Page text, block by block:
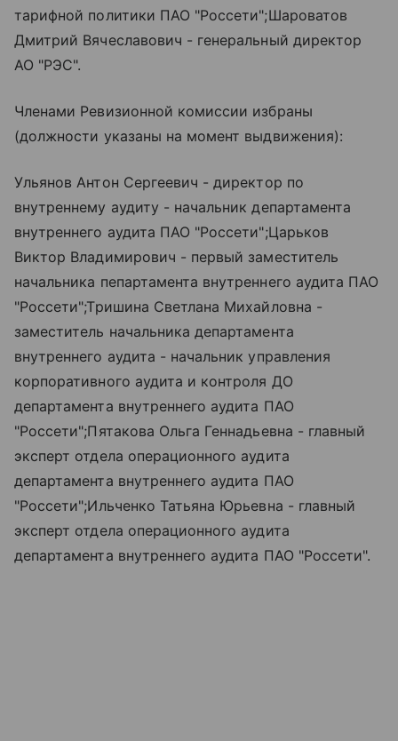
тарифной политики ПАО "Россети";Шароватов
Дмитрий Вячеславович - генеральный директор
АО "РЭС".
Членами Ревизионной комиссии избраны
(должности указаны на момент выдвижения):
Ульянов Антон Сергеевич - директор по
внутреннему аудиту - начальник департамента
внутреннего аудита ПАО "Россети";Царьков
Виктор Владимирович - первый заместитель
начальника пепартамента внутреннего аудита ПАО
"Россети";Тришина Светлана Михайловна -
заместитель начальника департамента
внутреннего аудита - начальник управления
корпоративного аудита и контроля ДО
департамента внутреннего аудита ПАО
"Россети";Пятакова Ольга Геннадьевна - главный
эксперт отдела операционного аудита
департамента внутреннего аудита ПАО
"Россети";Ильченко Татьяна Юрьевна - главный
эксперт отдела операционного аудита
департамента внутреннего аудита ПАО "Россети".